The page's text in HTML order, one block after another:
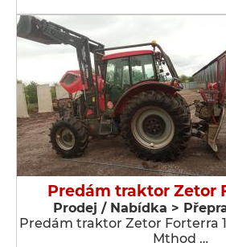
Predám traktor Zetor
Prodej / Nabídka >
Predám traktor Zetor Forterra
Mthod …